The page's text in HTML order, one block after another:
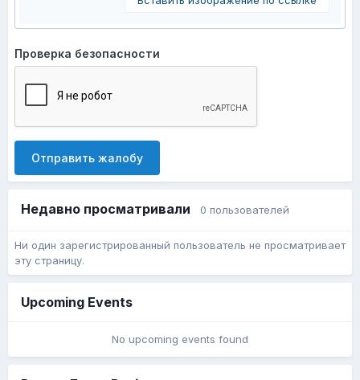
Проверка безопасности
Отправить жалобу
Недавно просматривали 0 пользователей
Ни один зарегистрированный пользователь не просматривает
эту страницу.
Upcoming Events
No upcoming events found